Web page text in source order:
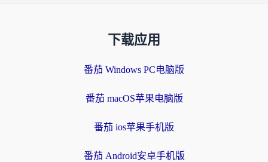
下载应用
番茄 Windows PC电脑版
番茄 macOS苹果电脑版
番茄 ios苹果手机版
番茄 Android安卓手机版